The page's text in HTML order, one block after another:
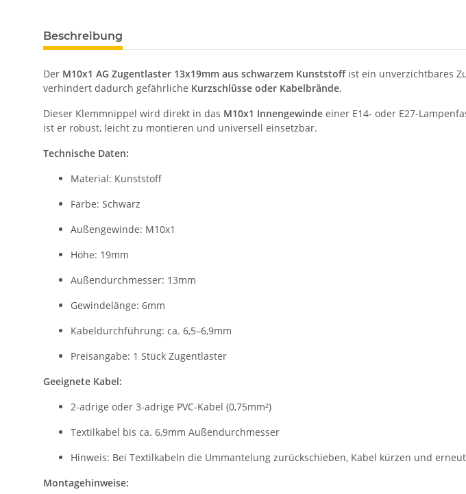
Beschreibung
Der M10x1 AG Zugentlaster 13x19mm aus schwarzem Kunststoffist ein unverzichtbares
verhindert dadurch gefährliche Kurzschlüsse oder Kabelbrände.
Dieser Klemmnippel wird direkt in das M10x1 Innengewinde einer E14- oder E27-
ist er robust, leicht zu montieren und universell einsetzbar.
Technische Daten:
Material: Kunststoff
Farbe: Schwarz
Außengewinde: M10x1
Höhe: 19mm
Außendurchmesser: 13mm
Gewindelänge: 6mm
Kabeldurchführung: ca. 6,5–6,9mm
Preisangabe: 1 Stück Zugentlaster
Geeignete Kabel:
2-adrige oder 3-adrige PVC-Kabel (0,75mm²)
Textilkabel bis ca. 6,9mm Außendurchmesser
Hinweis: Bei Textilkabeln die Ummantelung zurückschieben, Kabel kürzen und
Montagehinweise: